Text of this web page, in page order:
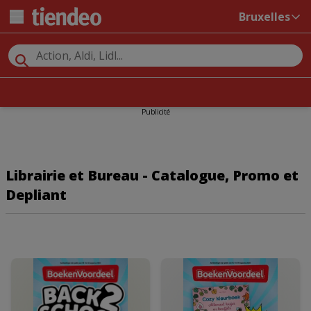
Bruxelles
Publicité
Librairie et Bureau - Catalogue, Promo et
Depliant